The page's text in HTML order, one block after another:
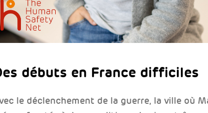
débuts en France difficiles
le déclenchement de la guerre, la ville où